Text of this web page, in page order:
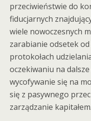
przeciwieństwie do
fiducjarnych
wiele nowoczesnych
zarabianie odsetek
protokołach
oczekiwaniu na
wycofywanie się na
się z pasywnego
zarządzanie kapitałem.